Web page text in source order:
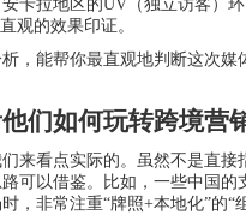
卡拉地区的UV（独立访客）
观的效果印证。
，能帮你最直观地判断这次媒
们如何玩转跨境营
来看点实际的。虽然不是直接
可以借鉴。比如，一些中国的
，非常注重“牌照+本地化”的“